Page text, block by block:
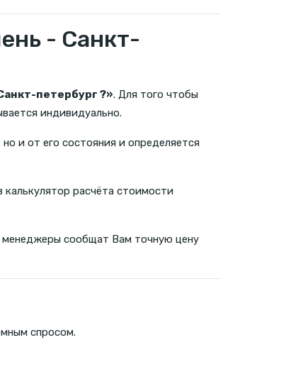
- Санкт-
петербург ?». Для того чтобы
индивидуально.
и от его состояния и определяется
расчёта стоимости
менеджеры сообщат Вам точную цену
спросом.